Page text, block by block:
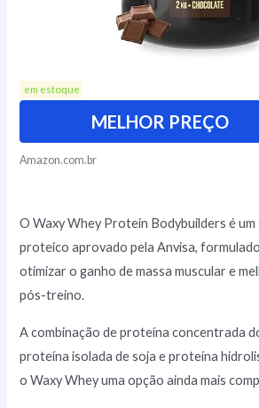
em estoque
MELHOR PREÇO
Amazon.com.br
O Waxy Whey Protein Bodybuilders é um
proteico aprovado pela Anvisa,
otimizar o ganho de massa muscular e
pós-treino.
A combinação de proteína concentrada
proteína isolada de soja e proteína
o Waxy Whey uma opção ainda mais